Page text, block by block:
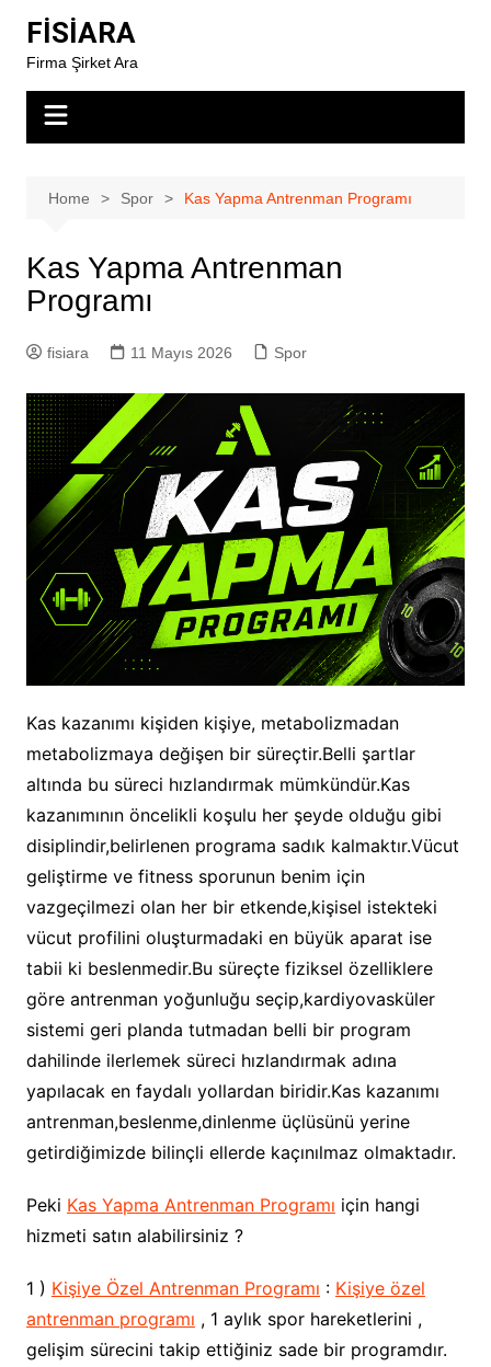
content
FİSİARA
Firma Şirket Ara
Home Spor Kas Yapma Antrenman Programı
Kas Yapma Antrenman
Programı
fisiara 11 Mayıs 2026 Spor
Kas kazanımı kişiden kişiye, metabolizmadan
metabolizmaya değişen bir süreçtir.Belli şartlar
altında bu süreci hızlandırmak mümkündür.Kas
kazanımının öncelikli koşulu her şeyde olduğu gibi
disiplindir,belirlenen programa sadık kalmaktır.Vücut
geliştirme ve fitness sporunun benim için
vazgeçilmezi olan her bir etkende,kişisel istekteki
vücut profilini oluşturmadaki en büyük aparat ise
tabii ki beslenmedir.Bu süreçte fiziksel özelliklere
göre antrenman yoğunluğu seçip,kardiyovasküler
sistemi geri planda tutmadan belli bir program
dahilinde ilerlemek süreci hızlandırmak adına
yapılacak en faydalı yollardan biridir.Kas kazanımı
antrenman,beslenme,dinlenme üçlüsünü yerine
getirdiğimizde bilinçli ellerde kaçınılmaz olmaktadır.
Peki Kas Yapma Antrenman Programı için hangi
hizmeti satın alabilirsiniz ?
1 ) Kişiye Özel Antrenman Programı : Kişiye özel
antrenman programı , 1 aylık spor hareketlerini ,
gelişim sürecini takip ettiğiniz sade bir programdır.